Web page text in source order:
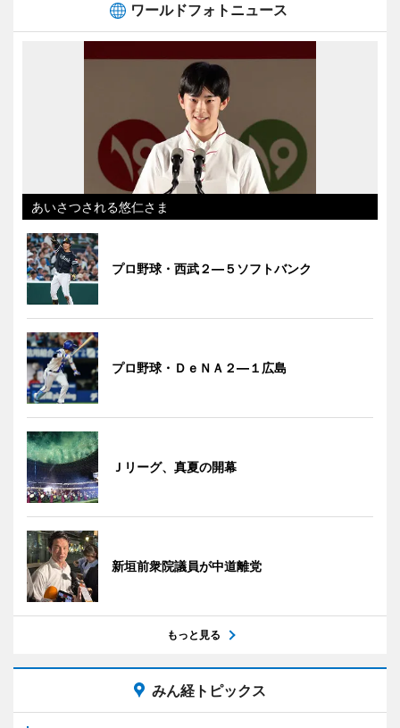
ワールドフォトニュース
あいさつされる悠仁さま
プロ野球・西武２―５ソフトバンク
プロ野球・ＤｅＮＡ２―１広島
Ｊリーグ、真夏の開幕
新垣前衆院議員が中道離党
もっと見る
みん経トピックス